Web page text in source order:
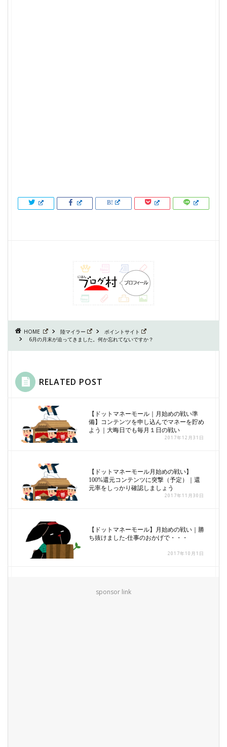
HOME 陸マイラー
ポイントサイト
6月の月末が迫ってきました。何か忘れてないですか？
RELATED POST
【ドットマネーモール｜月始めの戦い準
備】コンテンツを申し込んでマネーを貯め
よう｜大晦日でも毎月１日の戦い
2017年12月31日
【ドットマネーモール月始めの戦い】
100%還元コンテンツに突撃（予定）｜還
元率をしっかり確認しましょう
2017年11月30日
【ドットマネーモール】月始めの戦い｜勝
ち抜けました-仕事のおかげで・・・
2017年10月1日
sponsor link